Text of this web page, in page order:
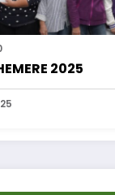
2025